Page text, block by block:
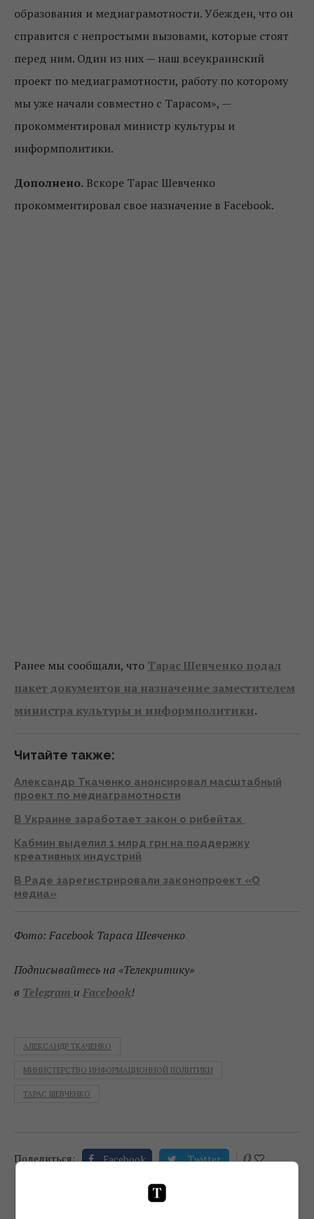
образования и медиаграмотности. Убежден, что он
справится с непростыми вызовами, которые стоят
перед ним. Один из них — наш всеукраинский
проект по медиаграмотности, работу по которому
мы уже начали совместно с Тарасом», —
прокомментировал министр культуры и
информполитики.
Дополнено. Вскоре Тарас Шевченко
прокомментировал свое назначение в Facebook.
Ранее мы сообщали, что Тарас Шевченко подал
пакет документов на назначение заместителем
министра культуры и информполитики.
Читайте также:
Александр Ткаченко анонсировал масштабный
проект по медиаграмотности
В Украине заработает закон о рибейтах
Кабмин выделил 1 млрд грн на поддержку
креативных индустрий
В Раде зарегистрировали законопроект «О
медиа»
Фото: Facebook Тараса Шевченко
Подписывайтесь на «Телекритику»
в Telegram и Facebook!
АЛЕКСАНДР ТКАЧЕНКО
МИНИСТЕРСТВО ИНФОРМАЦИОННОЙ ПОЛИТИКИ
ТАРАС ШЕВЧЕНКО
Поделиться: Facebook Twitter 0